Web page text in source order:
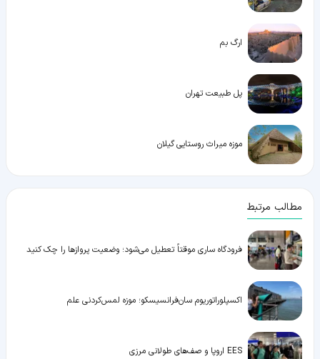
ارگ بم
پل طبیعت تهران
موزه میراث روستایی گیلان
مطالب مرتبط
فرودگاه ساری موقتاً تعطیل می‌شود؛ وضعیت پروازها را چک کنید
اکسپلوراتوریوم سان‌فرانسیسکو؛ موزه لمس‌کردنی علم
EES اروپا و صف‌های طولانی مرزی